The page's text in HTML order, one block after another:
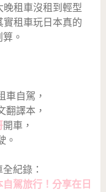
租車沒租到輕型
租車玩日本真的
。
車自駕，
翻譯本，
開車，
。
紀錄：
駕旅行！分享在日